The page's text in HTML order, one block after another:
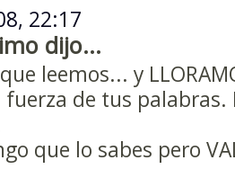
22:17
dijo...
leemos... y
fuerza de tus
que lo sabes pero